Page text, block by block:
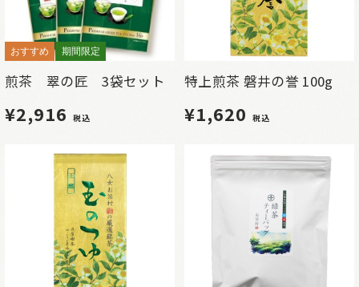
おすすめ 期間限定
煎茶 翠の匠 3袋セット
¥2,916 税込
特上煎茶 磐井の誉 100g
¥1,620 税込